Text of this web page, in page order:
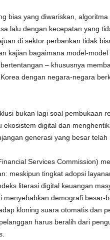
bias yang diwariskan,
lalu dengan kecepatan yang
di sektor perbankan tidak
kajian bagaimana model-
– khususnya
dengan negara-negara
bukan lagi soal pembukaan
ekosistem digital dan
generasi yang besar telah
Services Commission)
meskipun tingkat adopsi
literasi digital keuangan
menyebabkan demografi besar-
kloning suara otomatis dan
harus beralih dari